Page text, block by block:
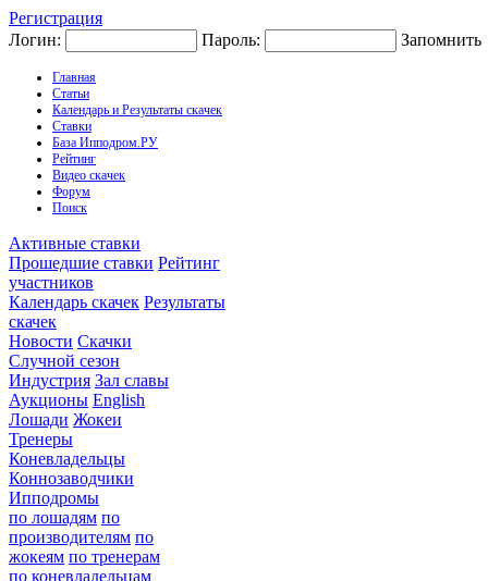
Регистрация
Логин:
Пароль: Запомнить
Главная
Статьи
Календарь и Результаты скачек
Ставки
База Ипподром.РУ
Рейтинг
Видео скачек
Форум
Поиск
Активные ставки
Прошедшие ставки Рейтинг
участников
Календарь скачек Результаты
скачек
Новости Скачки
Случной сезон
Индустрия Зал славы
Аукционы English
Лошади Жокеи
Тренеры
Коневладельцы
Коннозаводчики
Ипподромы
по лошадям по
производителям по
жокеям по тренерам
по коневладельцам